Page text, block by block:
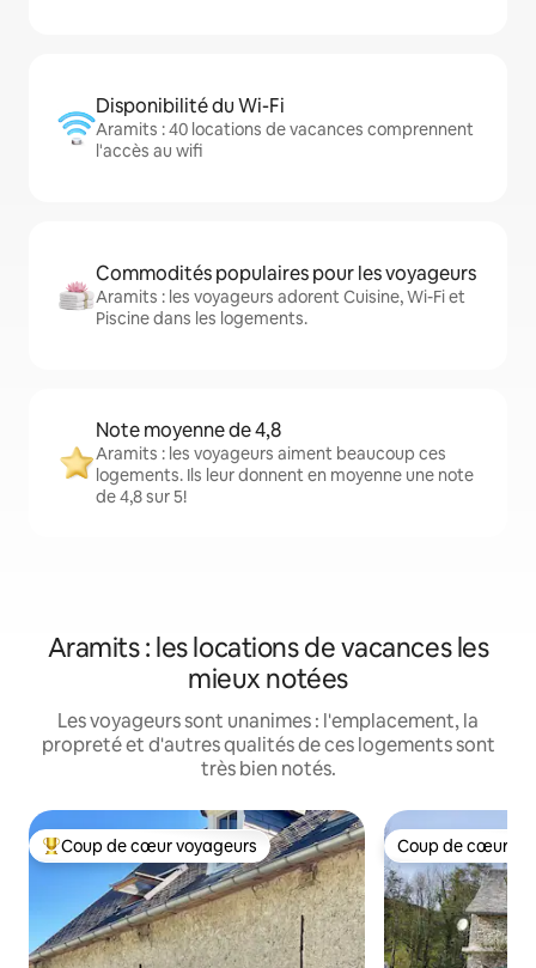
Disponibilité du Wi-Fi
Aramits : 40 locations de vacances comprennent
l'accès au wifi
Commodités populaires pour les voyageurs
Aramits : les voyageurs adorent Cuisine, Wi-Fi et
Piscine dans les logements.
Note moyenne de 4,8
Aramits : les voyageurs aiment beaucoup ces
logements. Ils leur donnent en moyenne une note
de 4,8 sur 5!
Aramits : les locations de vacances les
mieux notées
Les voyageurs sont unanimes : l'emplacement, la
propreté et d'autres qualités de ces logements sont
très bien notés.
Coup de cœur voyageurs parmi les plus aimés
Coup de cœur voyageurs Coup de cœur
Coup de cœur